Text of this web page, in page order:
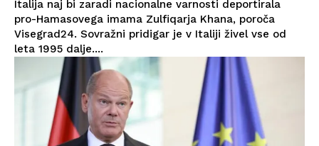
Italija naj bi zaradi nacionalne varnosti deportirala
pro-Hamasovega imama Zulfiqarja Khana, poroča
Visegrad24. Sovražni pridigar je v Italiji živel vse od
leta 1995 dalje....